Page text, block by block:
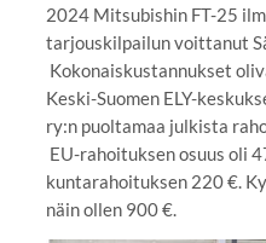
2024 Mitsubishin FT-25
tarjouskilpailun voittanut
Kokonaiskustannukset
Keski-Suomen ELY-
ry:n puoltamaa julkista
EU-rahoituksen osuus oli
kuntarahoituksen 220 €.
näin ollen 900 €.